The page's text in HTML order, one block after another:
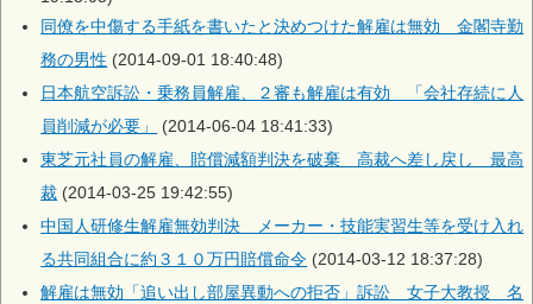
同僚を中傷する手紙を書いたと決めつけた解雇は無効 金閣寺勤
務の男性 (2014-09-01 18:40:48)
日本航空訴訟・乗務員解雇、２審も解雇は有効 「会社存続に人
員削減が必要」
(2014-06-04 18:41:33)
東芝元社員の解雇、賠償減額判決を破棄 高裁へ差し戻し 最高
裁 (2014-03-25 19:42:55)
中国人研修生解雇無効判決 メーカー・技能実習生等を受け入れ
る共同組合に約３１０万円賠償命令 (2014-03-12 18:37:28)
解雇は無効「追い出し部屋異動への拒否」訴訟 女子大教授 名